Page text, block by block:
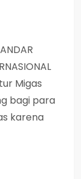
Migas
bagi para
karena